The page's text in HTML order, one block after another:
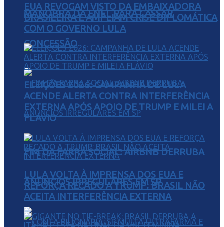
MANOBRA DA ENEL PARA CASSAR
CONCESSÃO
FIM DA FARRA SOCIAL: AIRBNB DERRUBA
ANÚNCIOS IRREGULARES EM SP
EUA REVOGAM VISTO DA EMBAIXADORA
BRASILEIRA E AMPLIAM CRISE DIPLOMÁTICA
COM O GOVERNO LULA
ELEIÇÕES 2026: CAMPANHA DE LULA
ACENDE ALERTA CONTRA INTERFERÊNCIA
EXTERNA APÓS APOIO DE TRUMP E MILEI A
FLÁVIO
LULA VOLTA À IMPRENSA DOS EUA E
REFORÇA RECADO A TRUMP: BRASIL NÃO
ACEITA INTERFERÊNCIA EXTERNA